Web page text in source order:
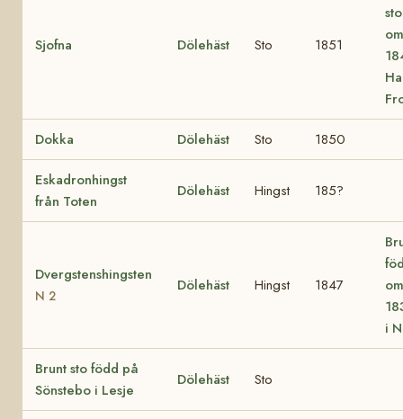
Sjofna Dölehäst Sto 1851
Dokka Dölehäst Sto 1850
Eskadronhingst
från Toten
Dölehäst Hingst 185?
Dvergstenshingsten
N 2
Dölehäst Hingst 1847
i
Brunt sto född på
Sönstebo i Lesje
Dölehäst Sto